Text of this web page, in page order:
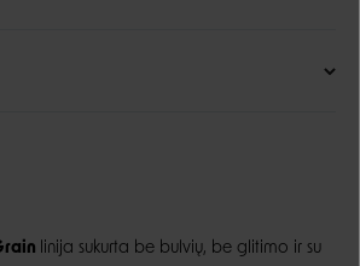
linija sukurta be bulvių, be glitimo ir su